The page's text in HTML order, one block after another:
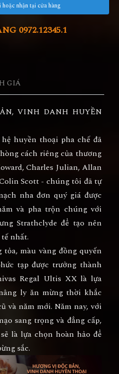
nhận tại cửa hàng
0972.12345.1
GIÁ
VINH DANH HUYỀN
huyền thoại pha chế đã
cách riêng của thương
Charles Julian, Allan
Scott - chúng tôi đã tự
nha đơn quý giá được
và pha trộn chúng với
Strathclyde để tạo nên
nhất.
màu vàng đồng quyến
tạp được trưởng thành
Regal Ultis XX là lựa
ly ăn mừng thời khắc
và năm mới. Năm nay, với
sang trọng và đẳng cấp,
là lựa chọn hoàn hảo để
sắc.